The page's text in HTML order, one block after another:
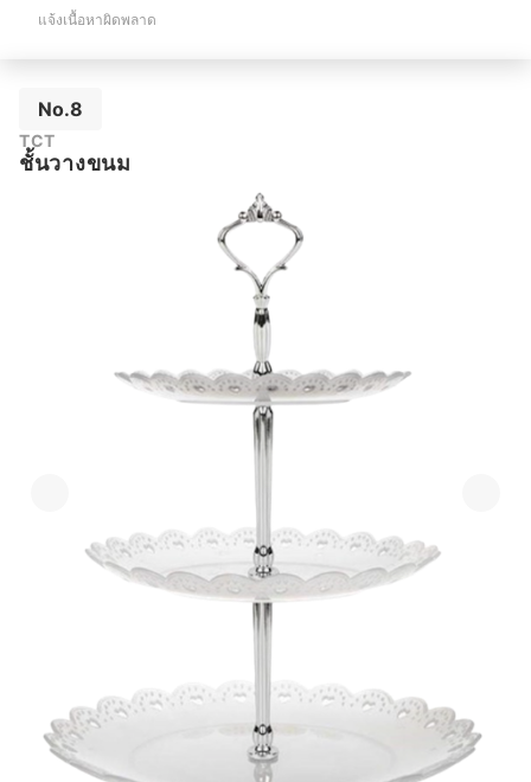
แจ้งเนื้อหาผิดพลาด
No.8
TCT
ชั้นวางขนม